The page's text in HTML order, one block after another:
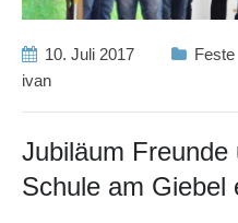
10. Juli 2017 Feste
ivan
Jubiläum
Schule am Giebel